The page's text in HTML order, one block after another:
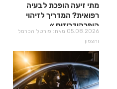
מתי זיעה הופכת לבעיה
רפואית? המדריך לזיהוי
היפרהידרוזיס
05.08.2026 מאת: פורטל הכרמל
והצפון